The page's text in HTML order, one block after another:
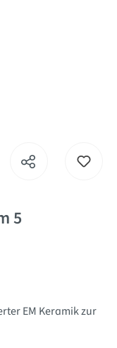
Sternen
5
EM Keramik zur